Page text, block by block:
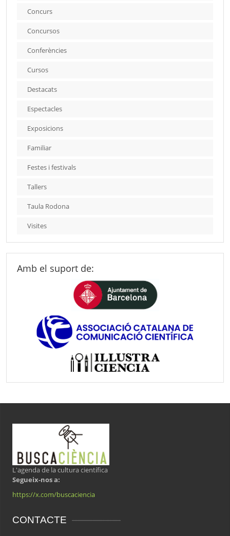
Concurs
Concursos
Conferències
Cursos
Destacats
Espectacles
Exposicions
Familiar
Festes i festivals
Tallers
Taula Rodona
Visites
Amb el suport de:
L'agenda de la cultura científica
Segueix-nos a:
https://x.com/buscaciencia
CONTACTE